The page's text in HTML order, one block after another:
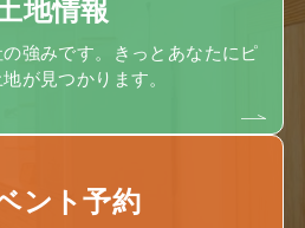
地情報
強みです。きっとあなたにピ
が見つかります。
ント予約